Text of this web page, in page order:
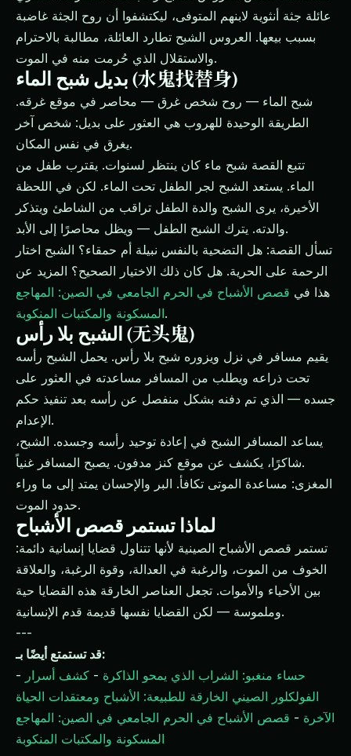
عائلة جثة أنثوية لابنهم المتوفى، ليكتشفوا أن روح الجثة غاضبة
بسبب بيعها. العروس الشبح تطارد العائلة، مطالبة بالاحترام
والاستقلال الذي حُرمت منه في الموت.
بديل شبح الماء (水鬼找替身)
شبح الماء — روح شخص غرق — محاصر في موقع غرقه.
الطريقة الوحيدة للهروب هي العثور على بديل: شخص آخر
يغرق في نفس المكان.
تتبع القصة شبح ماء كان ينتظر لسنوات. يقترب طفل من
الماء. يستعد الشبح لجر الطفل تحت الماء. لكن في اللحظة
الأخيرة، يرى الشبح والدة الطفل تراقب من الشاطئ ويتذكر
والدته. يترك الشبح الطفل — ويظل محاصرًا إلى الأبد.
تسأل القصة: هل التضحية بالنفس نبيلة أم حمقاء؟ الشبح اختار
الرحمة على الحرية. هل كان ذلك الاختيار الصحيح؟ المزيد عن
هذا في قصص الأشباح في الحرم الجامعي في الصين: المهاجع
المسكونة والمكتبات المنكوبة.
الشبح بلا رأس (无头鬼)
يقيم مسافر في نزل ويزوره شبح بلا رأس. يحمل الشبح رأسه
تحت ذراعه ويطلب من المسافر مساعدته في العثور على
جسده — الذي تم دفنه بشكل منفصل عن رأسه بعد تنفيذ حكم
الإعدام.
يساعد المسافر الشبح في إعادة توحيد رأسه وجسده. الشبح،
شاكرًا، يكشف عن موقع كنز مدفون. يصبح المسافر غنياً.
المغزى: مساعدة الموتى تكافأ. البر والإحسان يمتد إلى ما وراء
حدود الموت.
لماذا تستمر قصص الأشباح
تستمر قصص الأشباح الصينية لأنها تتناول قضايا إنسانية دائمة:
الخوف من الموت، والرغبة في العدالة، وقوة الرغبة، والعلاقة
بين الأحياء والأموات. تجعل العناصر الخارقة هذه القضايا حية
وملموسة — لكن القضايا نفسها قديمة قدم الإنسانية.
---
قد تستمتع أيضًا بـ:
-
حساء منغبو: الشراب الذي يمحو الذاكرة - كشف أسرار
الفولكلور الصيني الخارقة للطبيعة: الأشباح ومعتقدات الحياة
الآخرة - قصص الأشباح في الحرم الجامعي في الصين: المهاجع
المسكونة والمكتبات المنكوبة